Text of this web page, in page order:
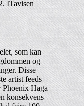
ITavisen
som kan
og
Disse
artist feeds
Haga
konsekvens